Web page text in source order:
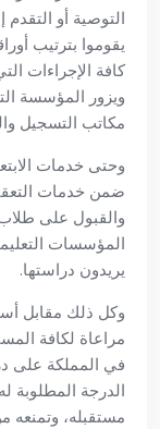
التوصية أو
يقوموا بترتيب
كافة الإجراءات
ويزور المؤسسة
مكاتب التسجيل
وحتى خدمات
ضمن خدمات
والقبول على
المؤسسات
يريدون دراستها.
وكل ذلك مقابل
مراعاة لكافة
في المملكة على
الدرجة المطلوبة
مستقبله،